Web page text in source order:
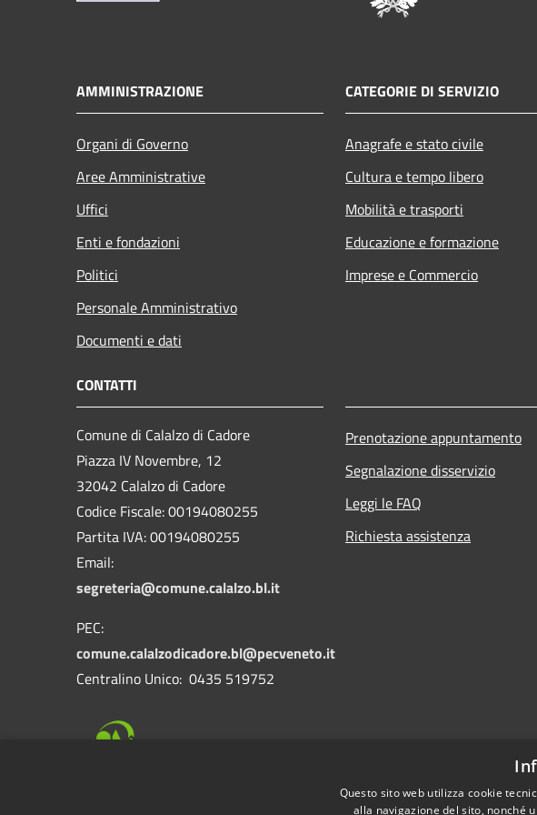
AMMINISTRAZIONE
Organi di Governo
Aree Amministrative
Uffici
Enti e fondazioni
Politici
Personale Amministrativo
Documenti e dati
CATEGORIE DI SERVIZIO
Anagrafe e stato civile
Cultura e tempo libero
Mobilità e trasporti
Educazione e formazione
Imprese e Commercio
CONTATTI
Comune di Calalzo di Cadore
Piazza IV Novembre, 12
32042 Calalzo di Cadore
Codice Fiscale: 00194080255
Partita IVA: 00194080255
Email:
segreteria@comune.calalzo.bl.it
PEC:
comune.calalzodicadore.bl@pecveneto.it
Centralino Unico: 0435 519752
Prenotazione appuntamento
Segnalazione disservizio
Leggi le FAQ
Richiesta assistenza
Questo sito web utilizza cookie
alla navigazione del sito, nonché